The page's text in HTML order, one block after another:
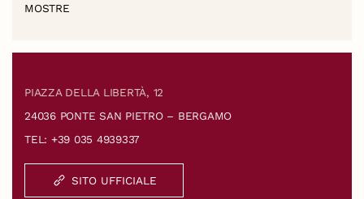
MOSTRE
PIAZZA DELLA LIBERTÀ, 12
24036 PONTE SAN PIETRO – BERGAMO
TEL: +39 035 4939337
SITO UFFICIALE